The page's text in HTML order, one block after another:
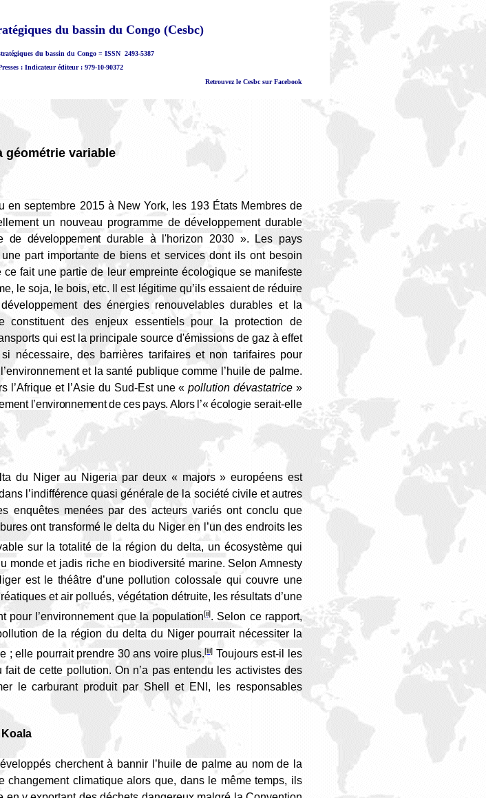
du bassin du Congo (Cesbc)
du bassin du Congo = ISSN 2493-5387
: Indicateur éditeur : 979-10-90372
Retrouvez le Cesbc sur Facebook
géométrie variable
en septembre 2015 à New York, les 193 États Membres de
un nouveau programme de développement durable
de développementdurable à l'horizon 2030 ».Les pays
part importante de biens et services dont ils ont besoin
fait une partie de leur empreinte écologique se manifeste
le soja, le bois, etc. Il est légitime qu’ils essaient de réduire
des énergies renouvelables durables et la
des enjeux essentiels pour la protection de
qui est la principale source d'émissions de gaz à effet
nécessaire, des barrières tarifaires et non tarifaires pour
et la santé publique comme l’huile de palme.
l’Afrique et l’Asie du Sud-Est une «pollution dévastatrice »
l’environnement de ces pays. Alors l’« écologie serait-elle
du Niger au Nigeriapar deux « majors » européens est
l’indifférence quasi générale de la société civile et autres
enquêtes menées par des acteurs variés ont conclu que
ont transformé le delta du Niger en l’un des endroits les
sur la totalité de la région du delta, un écosystème qui
monde et jadis riche en biodiversité marine. Selon Amnesty
est le théâtre d’une pollution colossale qui couvre une
et air pollués, végétation détruite, les résultats d’une
pour l’environnement que la population[ii]. Selon ce rapport,
de la région du delta du Niger pourrait nécessiter la
; elle pourrait prendre 30 ans voire plus.[iii] Toujours est-il les
fait de cette pollution. On n’a pas entendu les activistes des
le carburant produit par Shell et ENI, les responsables
cherchent à bannir l’huile de palme au nom de la
changement climatique alors que, dans le même temps, ils